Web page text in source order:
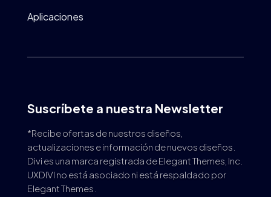
Aplicaciones
Suscríbete a nuestra Newsletter
*Recibe ofertas de nuestros diseños,
actualizaciones e información de nuevos diseños.
Divi es una marca registrada de Elegant Themes, Inc.
UXDIVI no está asociado ni está respaldado por
Elegant Themes.